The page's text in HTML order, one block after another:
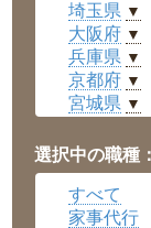
埼玉県 ▼
大阪府 ▼
兵庫県 ▼
京都府 ▼
宮城県 ▼
福井県 ▼
岡山県 ▼
広島県
沖縄県 ▼
選択中の職種
すべて
家事代行